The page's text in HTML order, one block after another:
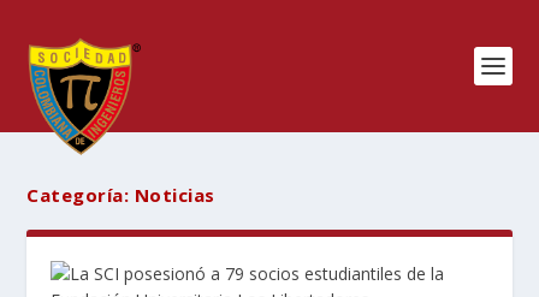
Categoría: Noticias